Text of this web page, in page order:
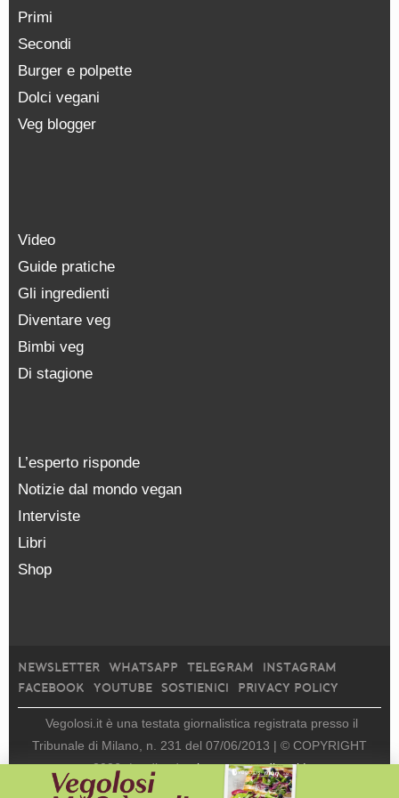
Primi
Secondi
Burger e polpette
Dolci vegani
Veg blogger
Video
Guide pratiche
Gli ingredienti
Diventare veg
Bimbi veg
Di stagione
L’esperto risponde
Notizie dal mondo vegan
Interviste
Libri
Shop
NEWSLETTER WHATSAPP TELEGRAM
INSTAGRAM
FACEBOOK
YOUTUBE SOSTIENICI PRIVACY POLICY
Vegolosi.it è una testata giornalistica registrata presso il
Tribunale di Milano, n. 231 del 07/06/2013 | © COPYRIGHT
2026 | edito da viceversa media srl |